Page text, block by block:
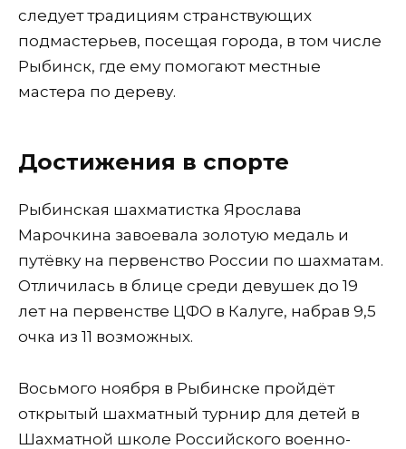
следует традициям странствующих
подмастерьев, посещая города, в том числе
Рыбинск, где ему помогают местные
мастера по дереву.
Достижения в спорте
Рыбинская шахматистка Ярослава
Марочкина завоевала золотую медаль и
путёвку на первенство России по шахматам.
Отличилась в блице среди девушек до 19
лет на первенстве ЦФО в Калуге, набрав 9,5
очка из 11 возможных.
Восьмого ноября в Рыбинске пройдёт
открытый шахматный турнир для детей в
Шахматной школе Российского военно-